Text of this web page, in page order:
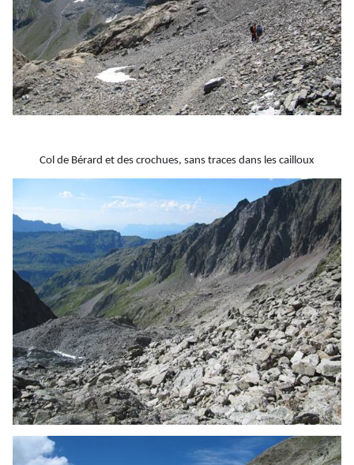
Col de Bérard et des crochues, sans traces dans les cailloux